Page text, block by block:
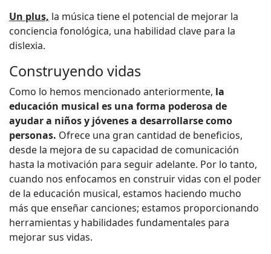
Un plus, la música tiene el potencial de mejorar la
conciencia fonológica, una habilidad clave para la
dislexia.
Construyendo vidas
Como lo hemos mencionado anteriormente, la
educación musical es una forma poderosa de
ayudar a niños y jóvenes a desarrollarse como
personas. Ofrece una gran cantidad de beneficios,
desde la mejora de su capacidad de comunicación
hasta la motivación para seguir adelante. Por lo tanto,
cuando nos enfocamos en construir vidas con el poder
de la educación musical, estamos haciendo mucho
más que enseñar canciones; estamos proporcionando
herramientas y habilidades fundamentales para
mejorar sus vidas.